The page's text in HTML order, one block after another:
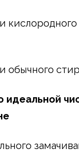
обычного
идеальной